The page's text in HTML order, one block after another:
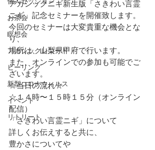
お茶会
瞑想会
アカシックレコード
ヒーリング
新型コロナウィルス
イベント
リトリート
アカシックニギ新生版「さきわい言霊
ニギ」記念セミナーを開催致します。
今回のセミナーは大変貴重な機会とな
り、
場所は、山梨県甲府で行います。
また、オンラインでの参加も可能でご
ざいます。
☆当日の流れ☆
☆１４時〜１５時１５分（オンライン
配信）
「さきわい言霊ニギ」について
詳しくお伝えすると共に、
豊かさについてや